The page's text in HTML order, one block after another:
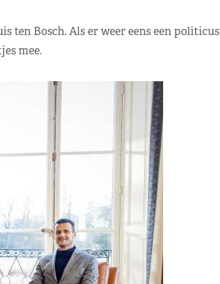
ten Bosch. Als er weer eens een politicus
mee.